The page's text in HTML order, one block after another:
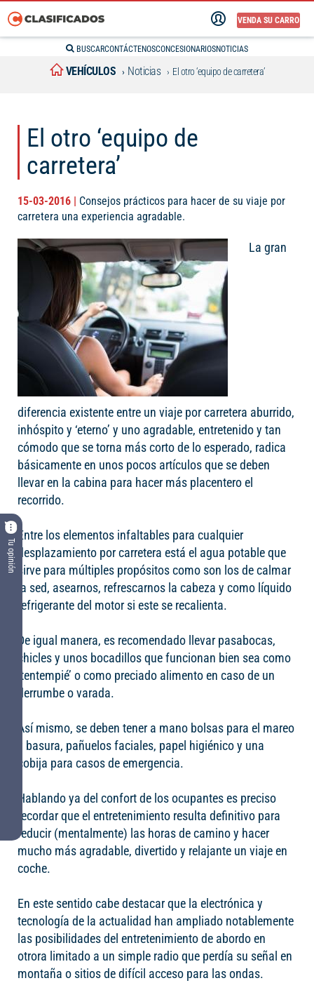
VENDA SU CARRO
BUSCARCONTÁCTENOSCONCESIONARIOSNOTICIAS
VEHÍCULOS Noticias El otro ‘equipo de carretera’
El otro ‘equipo de
carretera’
15-03-2016 | Consejos prácticos para hacer de su viaje por
carretera una experiencia agradable.
La gran
diferencia existente entre un viaje por carretera aburrido,
inhóspito y ‘eterno’ y uno agradable, entretenido y tan
cómodo que se torna más corto de lo esperado, radica
básicamente en unos pocos artículos que se deben
llevar en la cabina para hacer más placentero el
recorrido.
Entre los elementos infaltables para cualquier
desplazamiento por carretera está el agua potable que
sirve para múltiples propósitos como son los de calmar
la sed, asearnos, refrescarnos la cabeza y como líquido
refrigerante del motor si este se recalienta.
De igual manera, es recomendado llevar pasabocas,
chicles y unos bocadillos que funcionan bien sea como
‘tentempié’ o como preciado alimento en caso de un
derrumbe o varada.
Así mismo, se deben tener a mano bolsas para el mareo
y basura, pañuelos faciales, papel higiénico y una
cobija para casos de emergencia.
Hablando ya del confort de los ocupantes es preciso
recordar que el entretenimiento resulta definitivo para
reducir (mentalmente) las horas de camino y hacer
mucho más agradable, divertido y relajante un viaje en
coche.
En este sentido cabe destacar que la electrónica y
tecnología de la actualidad han ampliado notablemente
las posibilidades del entretenimiento de abordo en
otrora limitado a un simple radio que perdía su señal en
montaña o sitios de difícil acceso para las ondas.
Tu opinión